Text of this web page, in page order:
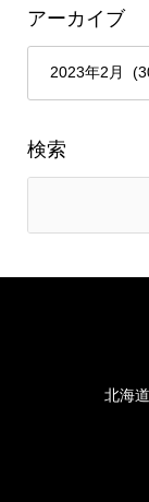
アーカイブ
検索
北海